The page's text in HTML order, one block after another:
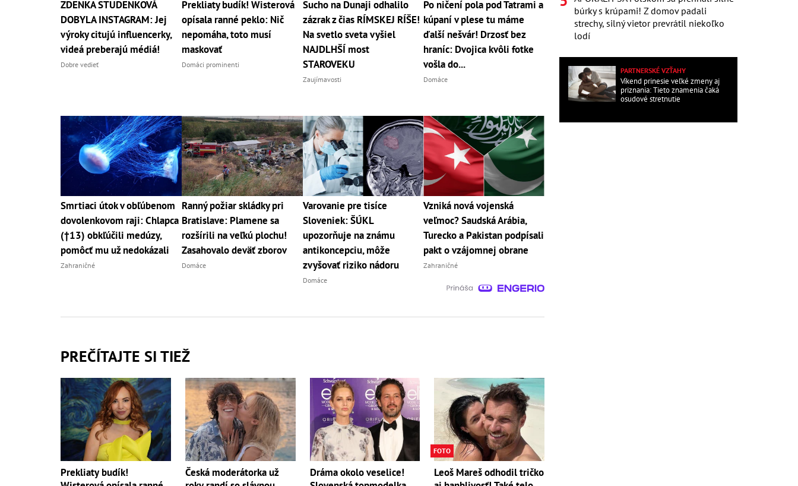
ZDENKA STUDENKOVÁ
DOBYLA INSTAGRAM: Jej
výroky citujú influencerky,
videá preberajú médiá!
Dobre vedieť
Prekliaty budík! Wisterová
opísala ranné peklo: Nič
nepomáha, toto musí
maskovať
Domáci prominenti
Sucho na Dunaji odhalilo
zázrak z čias RÍMSKEJ RÍŠE!
Na svetlo sveta vyšiel
NAJDLHŠÍ most
STAROVEKU
Zaujímavosti
Po ničení pola pod Tatrami a
kúpaní v plese tu máme
ďalší nešvár! Drzosť bez
hraníc: Dvojica kvôli fotke
vošla do...
Domáce
Smrtiaci útok v obľúbenom
dovolenkovom raji: Chlapca
(†13) obkľúčili medúzy,
pomôcť mu už nedokázali
Zahraničné
Ranný požiar skládky pri
Bratislave: Plamene sa
rozšírili na veľkú plochu!
Zasahovalo deväť zborov
Domáce
Varovanie pre tisíce
Sloveniek: ŠÚKL
upozorňuje na známu
antikoncepciu, môže
zvyšovať riziko nádoru
Domáce
Vzniká nová vojenská
veľmoc? Saudská Arábia,
Turecko a Pakistan podpísali
pakt o vzájomnej obrane
Zahraničné
PREČÍTAJTE SI TIEŽ
Prekliaty budík!
Česká moderátorka už
Dráma okolo veselice!
FOTO
Leoš Mareš odhodil tričko
búrky s krúpami! Z domov padali
strechy, silný vietor prevrátil niekoľko
lodí
PARTNERSKÉ VZŤAHY
Víkend prinesie veľké zmeny aj
priznania: Tieto znamenia čaká
osudové stretnutie